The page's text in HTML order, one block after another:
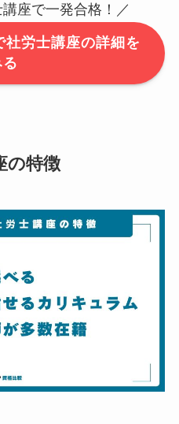
座で一発合格！／
労士講座の詳細を
の特徴